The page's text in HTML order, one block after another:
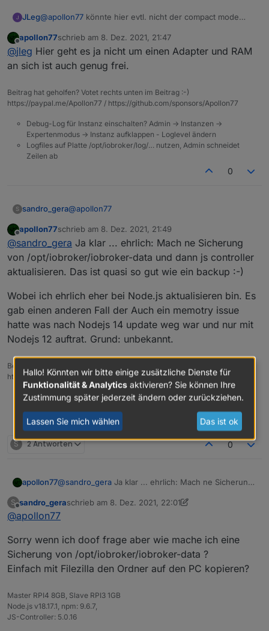
JLeg@apollon77 könnte hier evtl. nicht der compact mode
Offline
apollon77schrieb am 8. Dez. 2021, 21:47
zuletzt editiert von
@jleg Hier geht es ja nicht um einen Adapter und RAM
an sich ist auch genug frei.
Beitrag hat geholfen? Votet rechts unten im Beitrag :-)
https://paypal.me/Apollon77 / https://github.com/sponsors/Apollon77
Debug-Log für Instanz einschalten? Admin -> Instanzen ->
Expertenmodus -> Instanz aufklappen - Loglevel ändern
Logfiles auf Platte /opt/iobroker/log/… nutzen, Admin schneidet
Zeilen ab
0
S sandro_gera@apollon77
in dem Video wird empfohlen vorher den js
controller zu aktualisieren.
https://www.youtube.com/watch?v=S4-
MhZ1NfYY
Offline
apollon77schrieb am 8. Dez. 2021, 21:49
zuletzt editiert von
@sandro_gera Ja klar ... ehrlich: Mach ne Sicherung
von /opt/iobroker/iobroker-data und dann js controller
aktualisieren. Das ist quasi so gut wie ein backup :-)
Wobei ich ehrlich eher bei Node.js aktualisieren bin. Es
gab einen anderen Fall der Auch ein memotry issue
hatte was nach Nodejs 14 update weg war und nur mit
Nodejs 12 auftrat. Grund: unbekannt.
Beitrag hat geholfen? Votet rechts unten im Beitrag :-)
https://paypal.me/Apollon77 / https://github.com/sponsors/Apollon77
Debug-Log für Instanz einschalten? Admin -> Instanzen ->
Logfiles auf Platte /opt/iobroker/log/… nutzen, Admin schneidet
Zeilen ab
S 2 Antworten 0
apollon77@sandro_gera Ja klar ... ehrlich: Mach ne Sicherung
controller aktualisieren. Das ist quasi so gut wie ein
backup :-)
Wobei ich ehrlich eher bei Node.js aktualisieren bin.
Es gab einen anderen Fall der Auch ein memotry
nur mit Nodejs 12 auftrat. Grund: unbekannt.
S
Offline
sandro_geraschrieb am 8. Dez. 2021, 22:01
zuletzt editiert von sandro_gera12. Aug. 2021, 23:02
@apollon77
Sorry wenn ich doof frage aber wie mache ich eine
Sicherung von /opt/iobroker/iobroker-data ?
Einfach mit Filezilla den Ordner auf den PC kopieren?
Master RPI4 8GB, Slave RPI3 1GB
Node.js v18.17.1, npm: 9.6.7,
JS-Controller: 5.0.16
Hallo! Könnten wir bitte einige zusätzliche Dienste für
Funktionalität & Analytics aktivieren? Sie können Ihre
Zustimmung später jederzeit ändern oder zurückziehen.
Lassen Sie mich wählen Das ist ok